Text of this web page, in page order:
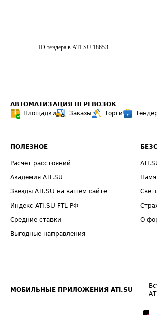
ID тендера в ATI.SU 18653
АВТОМАТИЗАЦИЯ ПЕРЕВОЗОК
Площадки
Заказы Торги
ПОЛЕЗНОЕ
Расчет расстояний
Академия ATI.SU
Звезды ATI.SU на вашем сайте
Индекс ATI.SU FTL РФ
Средние ставки
Выгодные направления
О
МОБИЛЬНЫЕ ПРИЛОЖЕНИЯ ATI.SU